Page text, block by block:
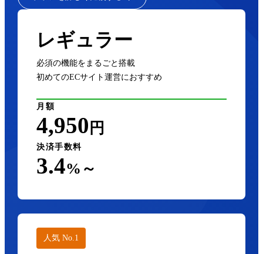
レギュラー
必須の機能をまるごと搭載
初めてのECサイト運営におすすめ
月額
4,950 円
決済手数料
3.4%～
人気 No.1